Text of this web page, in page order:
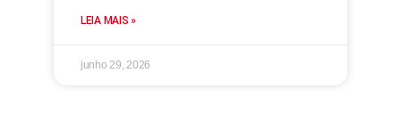
LEIA MAIS »
junho 29, 2026